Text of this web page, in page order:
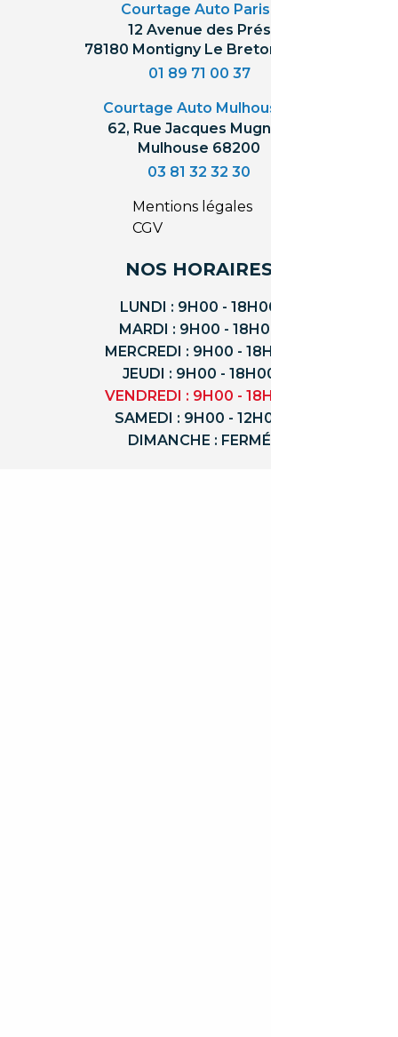
Courtage Auto Paris
12 Avenue des Prés
78180 Montigny Le Bretonneux
01 89 71 00 37
Courtage Auto Mulhouse
62, Rue Jacques Mugnier
Mulhouse 68200
03 81 32 32 30
Mentions légales
CGV
NOS HORAIRES
LUNDI : 9H00 - 18H00
MARDI : 9H00 - 18H00
MERCREDI : 9H00 - 18H00
JEUDI : 9H00 - 18H00
VENDREDI : 9H00 - 18H00
SAMEDI : 9H00 - 12H00
DIMANCHE : FERMÉ